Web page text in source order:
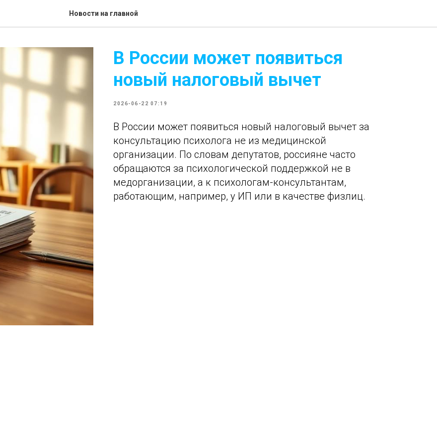
Новости на главной
В России может появиться
новый налоговый вычет
2026-06-22 07:19
В России может появиться новый налоговый вычет за
консультацию психолога не из медицинской
организации. По словам депутатов, россияне часто
обращаются за психологической поддержкой не в
медорганизации, а к психологам-консультантам,
работающим, например, у ИП или в качестве физлиц.